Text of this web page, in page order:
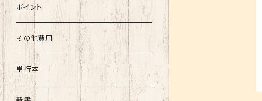
文庫
その他書籍
書籍以外
ポイント
その他費用
単行本